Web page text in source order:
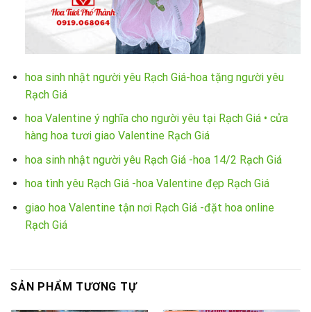
hoa sinh nhật người yêu Rạch Giá-hoa tặng người yêu
Rạch Giá
hoa Valentine ý nghĩa cho người yêu tại Rạch Giá • cửa
hàng hoa tươi giao Valentine Rạch Giá
hoa sinh nhật người yêu Rạch Giá -hoa 14/2 Rạch Giá
hoa tình yêu Rạch Giá -hoa Valentine đẹp Rạch Giá
giao hoa Valentine tận nơi Rạch Giá -đặt hoa online
Rạch Giá
SẢN PHẨM TƯƠNG TỰ